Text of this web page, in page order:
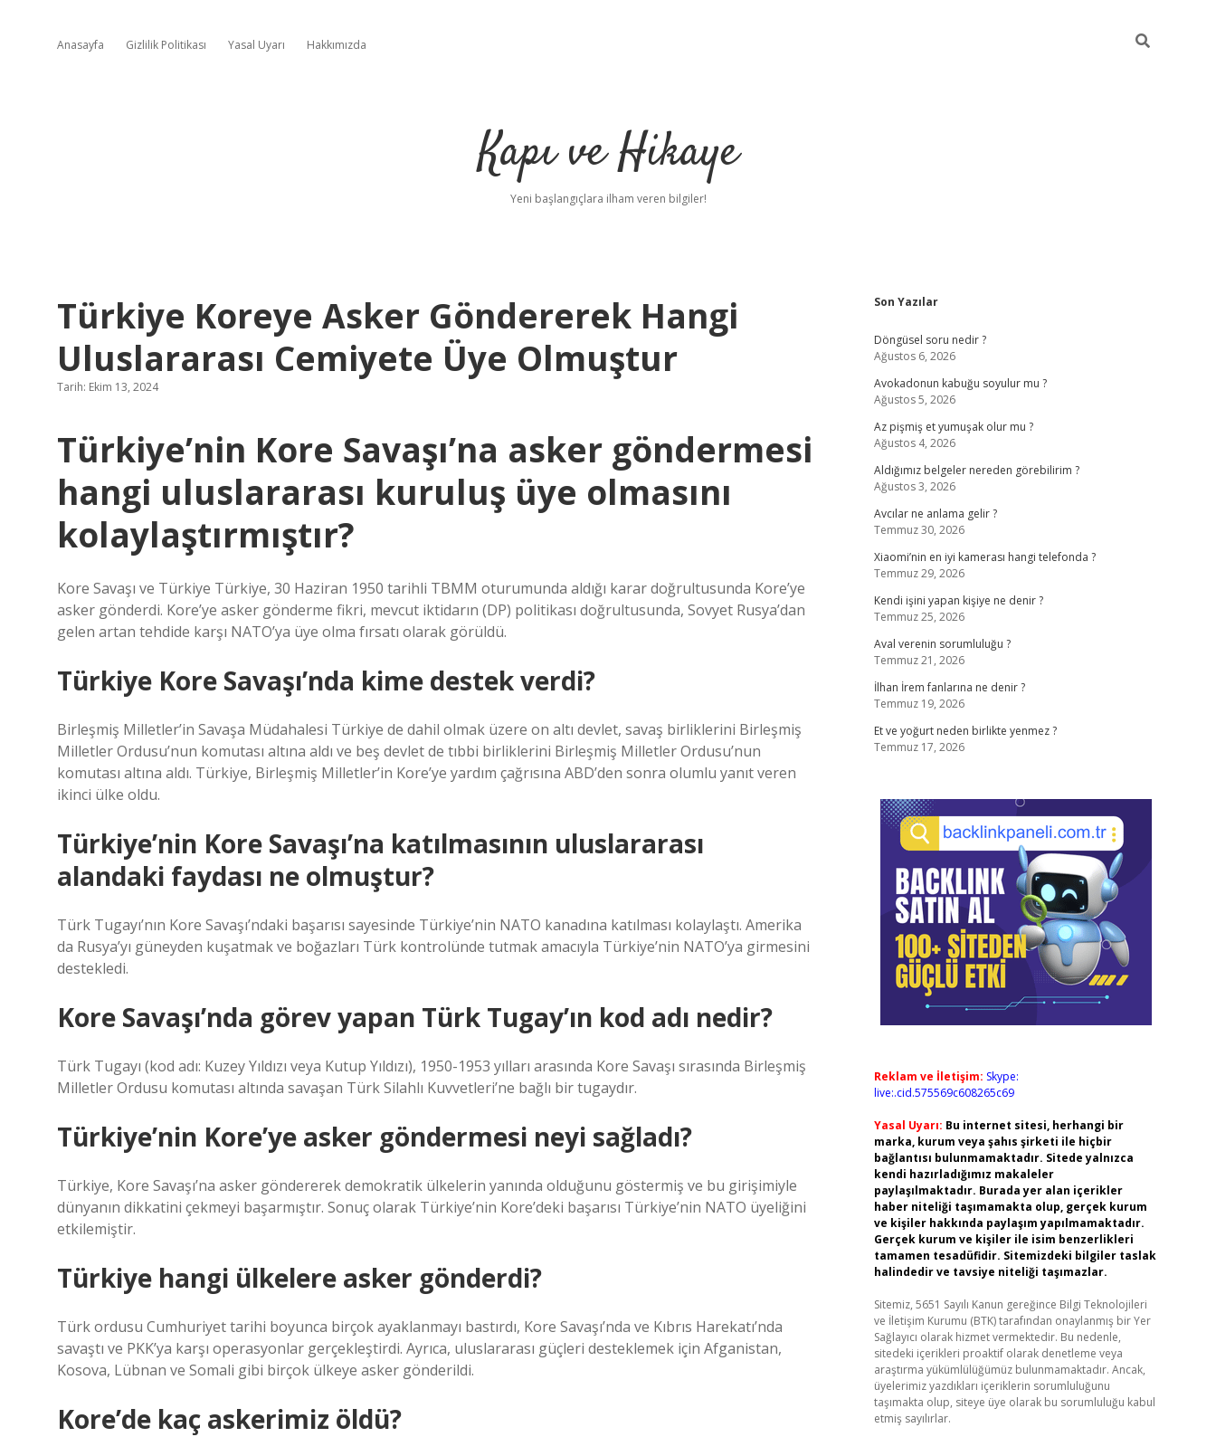
Anasayfa Gizlilik Politikası Yasal Uyarı Hakkımızda
Kapı ve Hikaye
Yeni başlangıçlara ilham veren bilgiler!
Türkiye Koreye Asker Göndererek Hangi
Uluslararası Cemiyete Üye Olmuştur
Tarih: Ekim 13, 2024
Türkiye’nin Kore Savaşı’na asker göndermesi
hangi uluslararası kuruluş üye olmasını
kolaylaştırmıştır?
Kore Savaşı ve Türkiye Türkiye, 30 Haziran 1950 tarihli TBMM oturumunda aldığı karar doğrultusunda Kore’ye
asker gönderdi. Kore’ye asker gönderme fikri, mevcut iktidarın (DP) politikası doğrultusunda, Sovyet Rusya’dan
gelen artan tehdide karşı NATO’ya üye olma fırsatı olarak görüldü.
Türkiye Kore Savaşı’nda kime destek verdi?
Birleşmiş Milletler’in Savaşa Müdahalesi Türkiye de dahil olmak üzere on altı devlet, savaş birliklerini Birleşmiş
Milletler Ordusu’nun komutası altına aldı ve beş devlet de tıbbi birliklerini Birleşmiş Milletler Ordusu’nun
komutası altına aldı. Türkiye, Birleşmiş Milletler’in Kore’ye yardım çağrısına ABD’den sonra olumlu yanıt veren
ikinci ülke oldu.
Türkiye’nin Kore Savaşı’na katılmasının uluslararası
alandaki faydası ne olmuştur?
Türk Tugayı’nın Kore Savaşı’ndaki başarısı sayesinde Türkiye’nin NATO kanadına katılması kolaylaştı. Amerika
da Rusya’yı güneyden kuşatmak ve boğazları Türk kontrolünde tutmak amacıyla Türkiye’nin NATO’ya girmesini
destekledi.
Kore Savaşı’nda görev yapan Türk Tugay’ın kod adı nedir?
Türk Tugayı (kod adı: Kuzey Yıldızı veya Kutup Yıldızı), 1950-1953 yılları arasında Kore Savaşı sırasında Birleşmiş
Milletler Ordusu komutası altında savaşan Türk Silahlı Kuvvetleri’ne bağlı bir tugaydır.
Türkiye’nin Kore’ye asker göndermesi neyi sağladı?
Türkiye, Kore Savaşı’na asker göndererek demokratik ülkelerin yanında olduğunu göstermiş ve bu girişimiyle
dünyanın dikkatini çekmeyi başarmıştır. Sonuç olarak Türkiye’nin Kore’deki başarısı Türkiye’nin NATO üyeliğini
etkilemiştir.
Türkiye hangi ülkelere asker gönderdi?
Türk ordusu Cumhuriyet tarihi boyunca birçok ayaklanmayı bastırdı, Kore Savaşı’nda ve Kıbrıs Harekatı’nda
savaştı ve PKK’ya karşı operasyonlar gerçekleştirdi. Ayrıca, uluslararası güçleri desteklemek için Afganistan,
Kosova, Lübnan ve Somali gibi birçok ülkeye asker gönderildi.
Kore’de kaç askerimiz öldü?
Sidebar
Son Yazılar
Döngüsel soru nedir ?
Ağustos 6, 2026
Avokadonun kabuğu soyulur mu ?
Ağustos 5, 2026
Az pişmiş et yumuşak olur mu ?
Ağustos 4, 2026
Aldığımız belgeler nereden görebilirim ?
Ağustos 3, 2026
Avcılar ne anlama gelir ?
Temmuz 30, 2026
Xiaomi’nin en iyi kamerası hangi telefonda ?
Temmuz 29, 2026
Kendi işini yapan kişiye ne denir ?
Temmuz 25, 2026
Aval verenin sorumluluğu ?
Temmuz 21, 2026
İlhan İrem fanlarına ne denir ?
Temmuz 19, 2026
Et ve yoğurt neden birlikte yenmez ?
Temmuz 17, 2026
Reklam ve İletişim: Skype:
live:.cid.575569c608265c69
Yasal Uyarı: Bu internet sitesi, herhangi bir
marka, kurum veya şahıs şirketi ile hiçbir
bağlantısı bulunmamaktadır. Sitede yalnızca
kendi hazırladığımız makaleler
paylaşılmaktadır. Burada yer alan içerikler
haber niteliği taşımamakta olup, gerçek kurum
ve kişiler hakkında paylaşım yapılmamaktadır.
Gerçek kurum ve kişiler ile isim benzerlikleri
tamamen tesadüfidir. Sitemizdeki bilgiler taslak
halindedir ve tavsiye niteliği taşımazlar.
Sitemiz, 5651 Sayılı Kanun gereğince Bilgi Teknolojileri
ve İletişim Kurumu (BTK) tarafından onaylanmış bir Yer
Sağlayıcı olarak hizmet vermektedir. Bu nedenle,
sitedeki içerikleri proaktif olarak denetleme veya
araştırma yükümlülüğümüz bulunmamaktadır. Ancak,
üyelerimiz yazdıkları içeriklerin sorumluluğunu
taşımakta olup, siteye üye olarak bu sorumluluğu kabul
etmiş sayılırlar.